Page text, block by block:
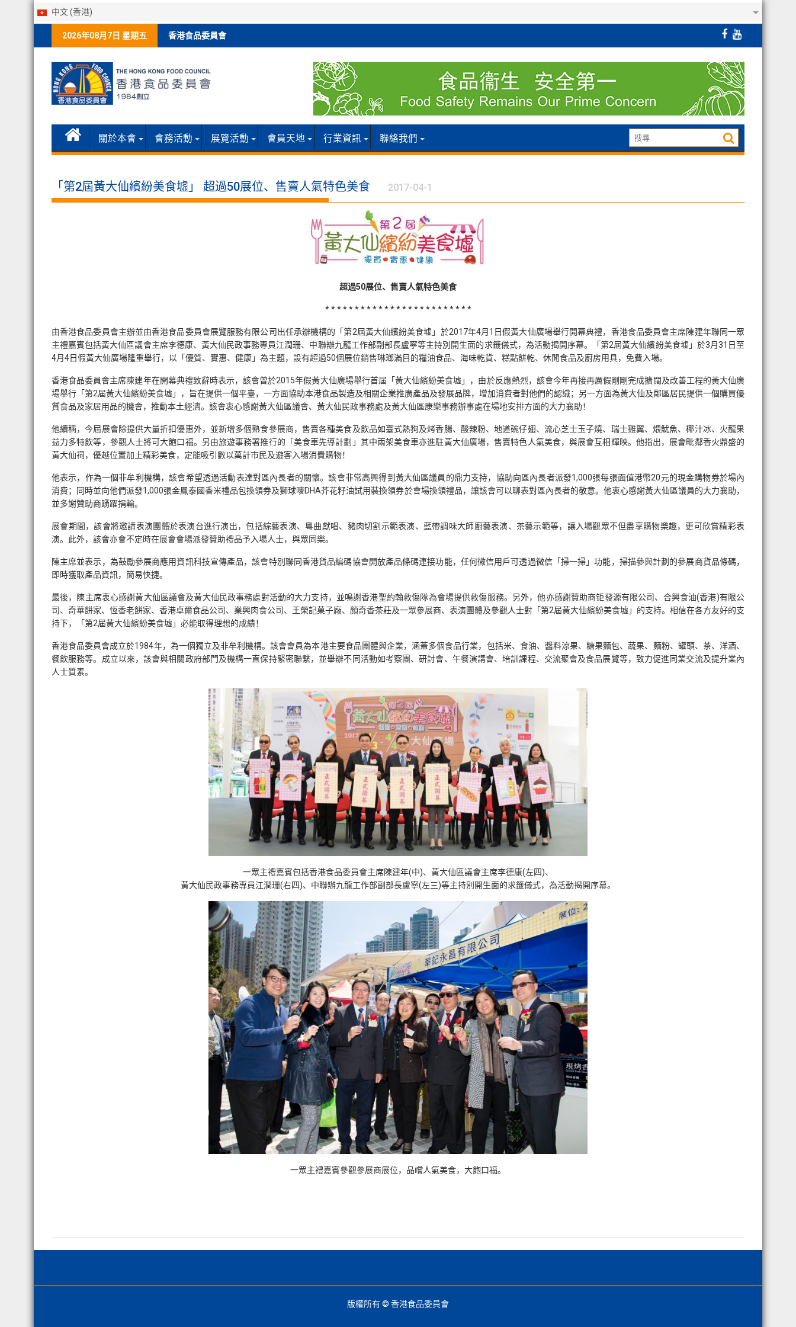
中文 (香港)
2026年08月7日 星期五 香港食品委員會
關於本會 會務活動 展覽活動 會員天地 行業資訊 聯絡我們
「第2屆黃大仙繽紛美食墟」 超過50展位、售賣人氣特色美食 2017-04-1
超過50展位、售賣人氣特色美食
* * * * * * * * * * * * * * * * * * * * * * * * *
由香港食品委員會主辦並由香港食品委員會展覽服務有限公司出任承辦機構的「第2屆黃大仙繽紛美食墟」於2017年4月1日假黃大仙廣場舉行開幕典禮，香港食品委員會主席陳建年聯同一眾
主禮嘉賓包括黃大仙區議會主席李德康、黃大仙民政事務專員江潤珊、中聯辦九龍工作部副部長盧寧等主持別開生面的求籤儀式，為活動揭開序幕。「第2屆黃大仙繽紛美食墟」於3月31日至
4月4日假黃大仙廣場隆重舉行，以「優質、實惠、健康」為主題，設有超過50個展位銷售琳瑯滿目的糧油食品、海味乾貨、糕點餅乾、休閒食品及廚房用具，免費入場。
香港食品委員會主席陳建年在開幕典禮致辭時表示，該會曾於2015年假黃大仙廣場舉行首屆「黃大仙繽紛美食墟」，由於反應熱烈，該會今年再接再厲假剛剛完成擴闊及改善工程的黃大仙廣
場舉行「第2屆黃大仙繽紛美食墟」，旨在提供一個平臺，一方面協助本港食品製造及相關企業推廣產品及發展品牌，增加消費者對他們的認識；另一方面為黃大仙及鄰區居民提供一個購買優
質食品及家居用品的機會，推動本土經濟。該會衷心感謝黃大仙區議會、黃大仙民政事務處及黃大仙區康樂事務辦事處在場地安排方面的大力襄助！
他續稱，今屆展會除提供大量折扣優惠外，並新增多個熟食參展商，售賣各種美食及飲品如臺式熱狗及烤香腸、酸辣粉、地道碗仔翅、流心芝士玉子燒、瑞士雞翼、煨魷魚、椰汁冰、火龍果
益力多特飲等，參觀人士將可大飽口福。另由旅遊事務署推行的「美食車先導計劃」其中兩架美食車亦進駐黃大仙廣場，售賣特色人氣美食，與展會互相輝映。他指出，展會毗鄰香火鼎盛的
黃大仙祠，優越位置加上精彩美食，定能吸引數以萬計市民及遊客入場消費購物！
他表示，作為一個非牟利機構，該會希望透過活動表達對區內長者的關懷。該會非常高興得到黃大仙區議員的鼎力支持，協助向區內長者派發1,000張每張面值港幣20元的現金購物券於場內
消費；同時並向他們派發1,000張金鳳泰國香米禮品包換領券及獅球嘜DHA芥花籽油試用裝換領券於會場換領禮品，讓該會可以聊表對區內長者的敬意。他衷心感謝黃大仙區議員的大力襄助，
並多謝贊助商踴躍捐輸。
展會期間，該會將邀請表演團體於表演台進行演出，包括綜藝表演、粵曲獻唱、豬肉切割示範表演、藍帶調味大師廚藝表演、茶藝示範等，讓入場觀眾不但盡享購物樂趣，更可欣賞精彩表
演。此外，該會亦會不定時在展會會場派發贊助禮品予入場人士，與眾同樂。
陳主席並表示，為鼓勵參展商應用資訊科技宣傳產品，該會特別聯同香港貨品編碼協會開放產品條碼連接功能，任何微信用戶可透過微信「掃一掃」功能，掃描參與計劃的參展商貨品條碼，
即時獲取產品資訊，簡易快捷。
最後，陳主席衷心感謝黃大仙區議會及黃大仙民政事務處對活動的大力支持，並鳴謝香港聖約翰救傷隊為會場提供救傷服務。另外，他亦感謝贊助商钜發源有限公司、合興食油(香港)有限公
司、奇華餅家、恆香老餅家、香港卓爾食品公司、業興肉食公司、王榮記菓子廠、顏奇香茶莊及一眾參展商、表演團體及參觀人士對「第2屆黃大仙繽紛美食墟」的支持。相信在各方友好的支
持下，「第2屆黃大仙繽紛美食墟」必能取得理想的成績！
香港食品委員會成立於1984年，為一個獨立及非牟利機構。該會會員為本港主要食品團體與企業，涵蓋多個食品行業，包括米、食油、醬料涼果、糖果麵包、蔬果、麵粉、罐頭、茶、洋酒、
餐飲服務等。成立以來，該會與相關政府部門及機構一直保持緊密聯繫，並舉辦不同活動如考察團、研討會、午餐演講會、培訓課程、交流聚會及食品展覽等，致力促進同業交流及提升業內
人士質素。
一眾主禮嘉賓包括香港食品委員會主席陳建年(中)、黃大仙區議會主席李德康(左四)、
黃大仙民政事務專員江潤珊(右四)、中聯辦九龍工作部副部長盧寧(左三)等主持別開生面的求籤儀式，為活動揭開序幕。
一眾主禮嘉賓參觀參展商展位，品嚐人氣美食，大飽口福。
版權所有 © 香港食品委員會